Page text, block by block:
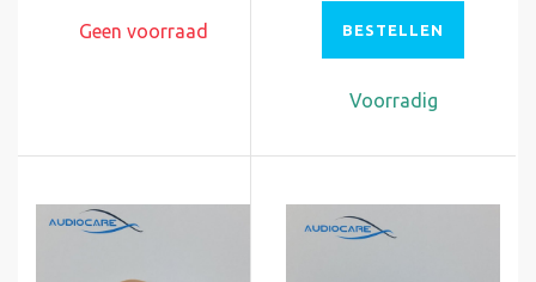
Geen voorraad BESTELLEN
Voorradig